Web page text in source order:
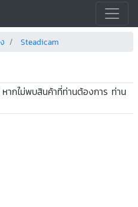
Steadicam
ากไม่พบสินค้าที่ท่านต้องการ ท่าน